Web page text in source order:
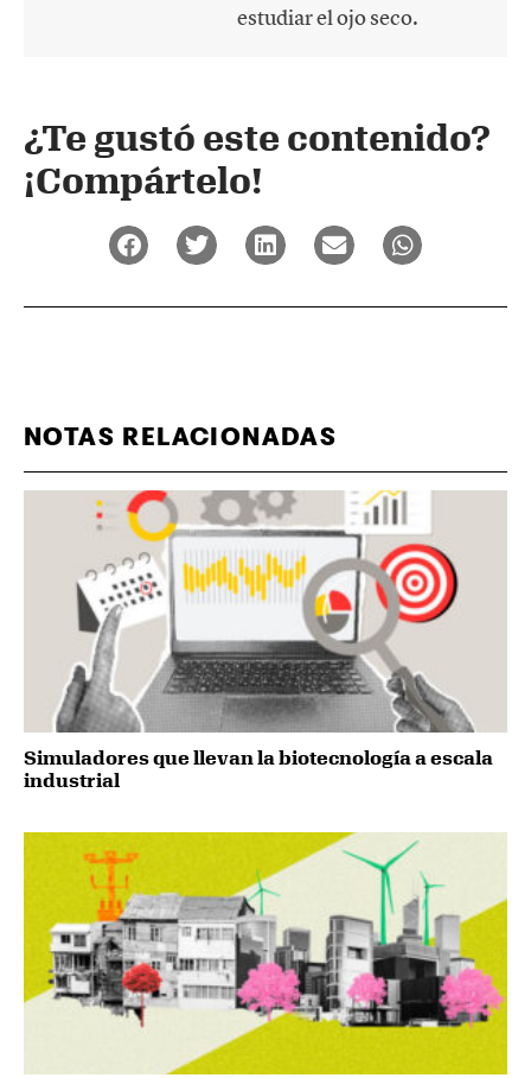
estudiar el ojo seco.
¿Te gustó este contenido?
¡Compártelo!
NOTAS RELACIONADAS
Simuladores que llevan la biotecnología a escala
industrial